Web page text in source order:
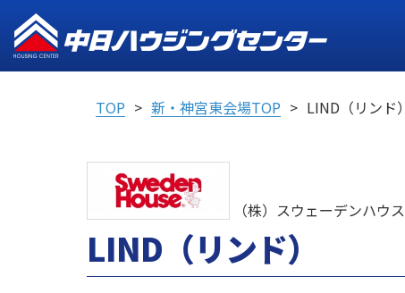
TOP 新・神宮東会場TOP LIND（リンド）
（株）スウェーデンハウス
LIND（リンド）